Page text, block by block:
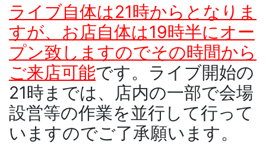
ライブ自体は21時からとなりま
すが、 お店自体は19時半にオー
プン致しますのでその時間から
ご来店可能です。ライブ開始の
21時までは、店内の一部で会場
設営等の作業を並行して行って
いますのでご了承願います。